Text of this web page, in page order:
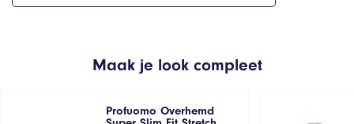
Maak je look compleet
Profuomo Overhemd